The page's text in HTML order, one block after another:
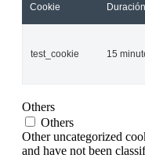
Cookie Duración
test_cookie 15
Others
Others
Other uncategorized
and have not been